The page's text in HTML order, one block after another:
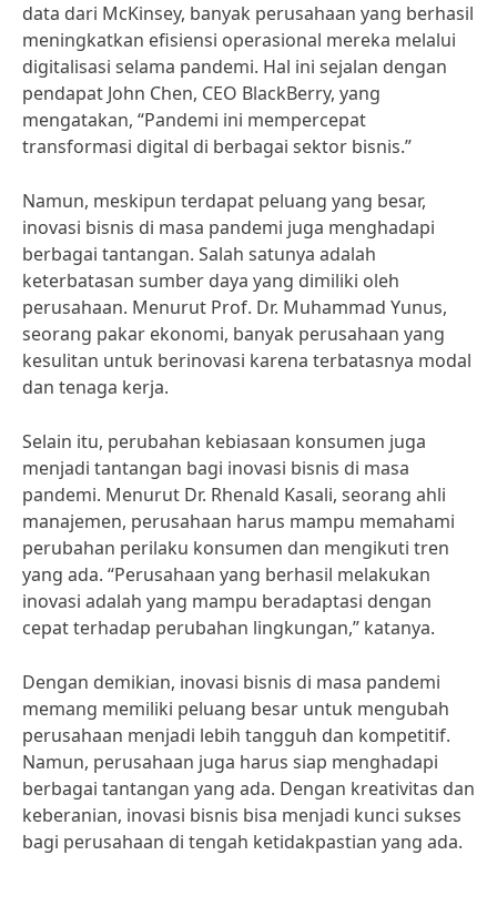
data dari McKinsey, banyak perusahaan yang berhasil
meningkatkan efisiensi operasional mereka melalui
digitalisasi selama pandemi. Hal ini sejalan dengan
pendapat John Chen, CEO BlackBerry, yang
mengatakan, “Pandemi ini mempercepat
transformasi digital di berbagai sektor bisnis.”
Namun, meskipun terdapat peluang yang besar,
inovasi bisnis di masa pandemi juga menghadapi
berbagai tantangan. Salah satunya adalah
keterbatasan sumber daya yang dimiliki oleh
perusahaan. Menurut Prof. Dr. Muhammad Yunus,
seorang pakar ekonomi, banyak perusahaan yang
kesulitan untuk berinovasi karena terbatasnya modal
dan tenaga kerja.
Selain itu, perubahan kebiasaan konsumen juga
menjadi tantangan bagi inovasi bisnis di masa
pandemi. Menurut Dr. Rhenald Kasali, seorang ahli
manajemen, perusahaan harus mampu memahami
perubahan perilaku konsumen dan mengikuti tren
yang ada. “Perusahaan yang berhasil melakukan
inovasi adalah yang mampu beradaptasi dengan
cepat terhadap perubahan lingkungan,” katanya.
Dengan demikian, inovasi bisnis di masa pandemi
memang memiliki peluang besar untuk mengubah
perusahaan menjadi lebih tangguh dan kompetitif.
Namun, perusahaan juga harus siap menghadapi
berbagai tantangan yang ada. Dengan kreativitas dan
keberanian, inovasi bisnis bisa menjadi kunci sukses
bagi perusahaan di tengah ketidakpastian yang ada.